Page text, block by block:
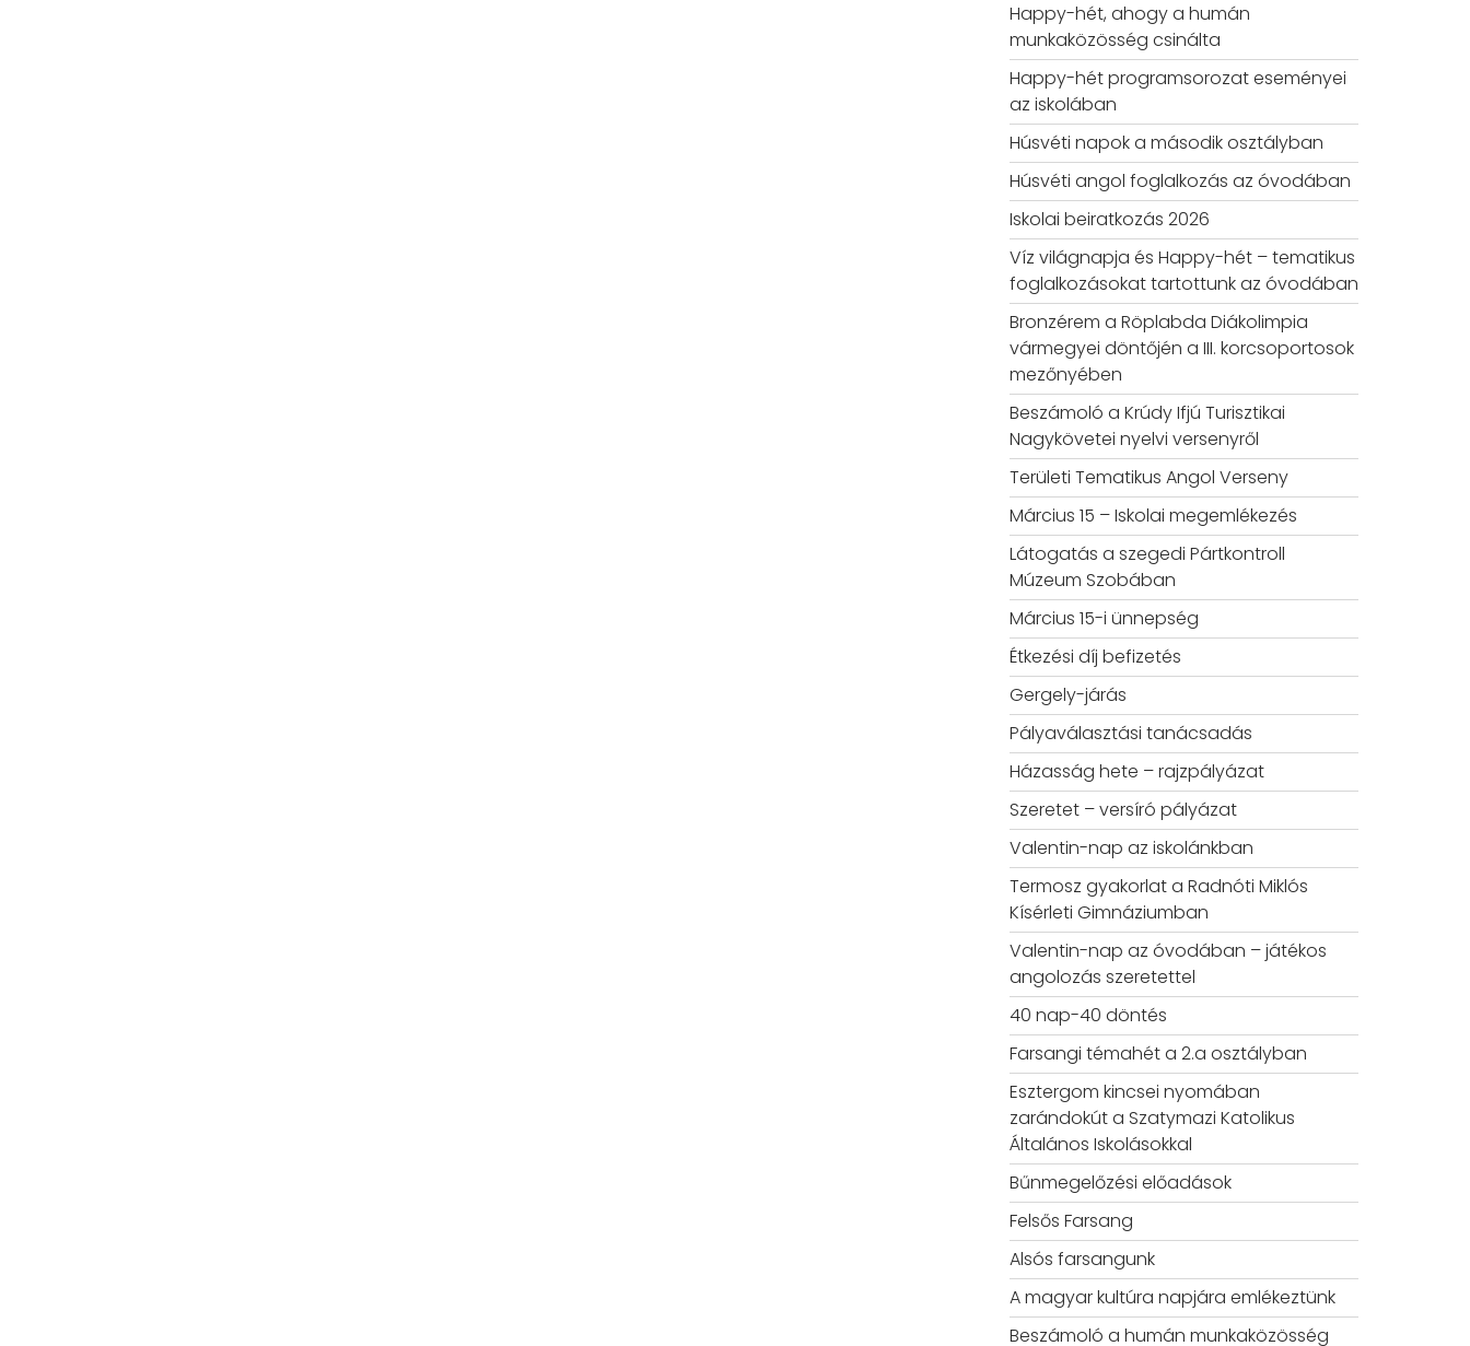
Happy-hét, ahogy a humán
munkaközösség csinálta
Happy-hét programsorozat eseményei
az iskolában
Húsvéti napok a második osztályban
Húsvéti angol foglalkozás az óvodában
Iskolai beiratkozás 2026
Víz világnapja és Happy-hét – tematikus
foglalkozásokat tartottunk az óvodában
Bronzérem a Röplabda Diákolimpia
vármegyei döntőjén a III. korcsoportosok
mezőnyében
Beszámoló a Krúdy Ifjú Turisztikai
Nagykövetei nyelvi versenyről
Területi Tematikus Angol Verseny
Március 15 – Iskolai megemlékezés
Látogatás a szegedi Pártkontroll
Múzeum Szobában
Március 15-i ünnepség
Étkezési díj befizetés
Gergely-járás
Pályaválasztási tanácsadás
Házasság hete – rajzpályázat
Szeretet – versíró pályázat
Valentin-nap az iskolánkban
Termosz gyakorlat a Radnóti Miklós
Kísérleti Gimnáziumban
Valentin-nap az óvodában – játékos
angolozás szeretettel
40 nap-40 döntés
Farsangi témahét a 2.a osztályban
Esztergom kincsei nyomában
zarándokút a Szatymazi Katolikus
Általános Iskolásokkal
Bűnmegelőzési előadások
Felsős Farsang
Alsós farsangunk
A magyar kultúra napjára emlékeztünk
Beszámoló a humán munkaközösség